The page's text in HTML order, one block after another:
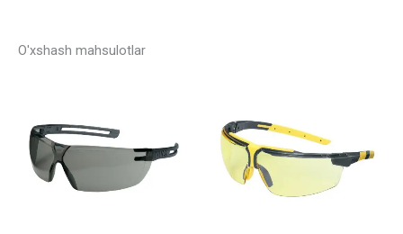
O'xshash mahsulotlar